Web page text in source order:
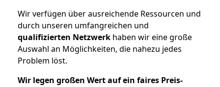
Wir verfügen über ausreichende Ressourcen und
durch unseren umfangreichen und
qualifizierten Netzwerk haben wir eine große
Auswahl an Möglichkeiten, die nahezu jedes
Problem löst.
Wir legen großen Wert auf ein faires Preis-